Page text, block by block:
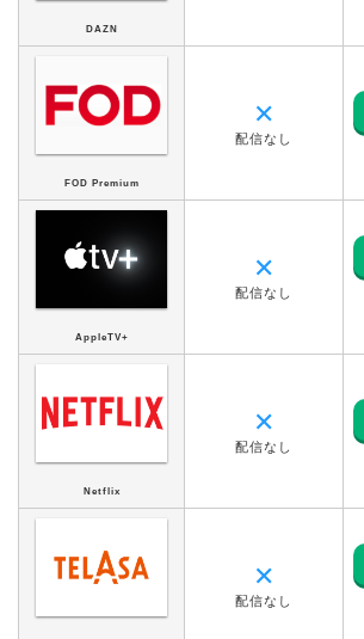
DAZN
FOD Premium
✕
配信なし
AppleTV+
✕
配信なし
Netflix
✕
配信なし
✕
配信なし